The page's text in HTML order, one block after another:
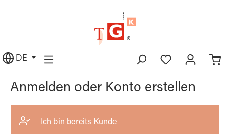
DE
Anmelden oder Konto erstellen
Ich bin bereits Kunde